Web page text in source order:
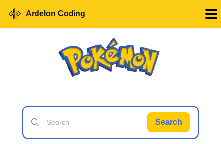
Ardelon Coding
Search